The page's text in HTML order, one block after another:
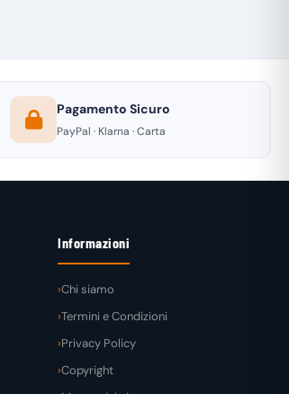
Pagamento Sicuro
PayPal · Klarna · Carta
Informazioni
Chi siamo
Termini e Condizioni
Privacy Policy
Copyright